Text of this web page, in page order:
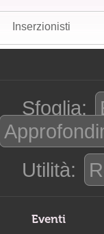
Inserzionisti
Sfoglia:
Utilità:
Eventi